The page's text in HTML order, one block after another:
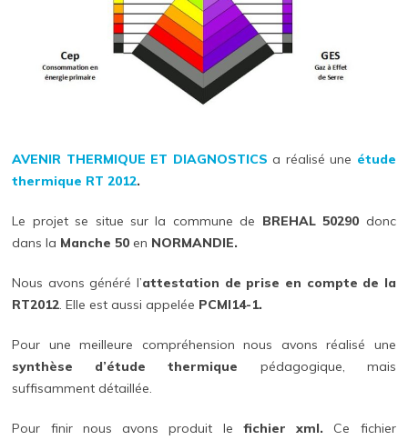
AVENIR THERMIQUE ET DIAGNOSTICS a réalisé une étude
thermique RT 2012.
Le projet se situe sur la commune de BREHAL 50290 donc
dans la Manche 50en NORMANDIE.
Nous avons généré l’attestation de prise en compte de la
RT2012. Elle est aussi appelée PCMI14-1.
Pour une meilleure compréhension nous avons réalisé une
synthèse d’étude thermique pédagogique, mais
suffisamment détaillée.
Pour finir nous avons produit le fichier xml. Ce fichier